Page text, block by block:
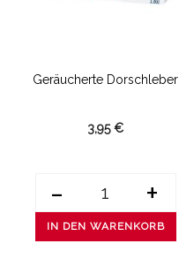
Geräucherte Dorschleber
3,95 €
- +
IN DEN WARENKORB